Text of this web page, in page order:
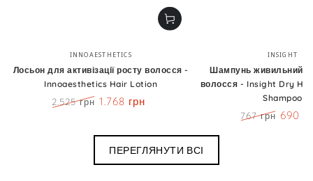
Бренд:
INNOAESTHETICS
Лосьон для активізації росту волосся -
Innoaesthetics Hair Lotion
2.525 грн 1.768 грн
INSIGHT
Шампунь живильний
волосся - Insight Dry
Shampoo
767 грн 690
ПЕРЕГЛЯНУТИ ВСІ